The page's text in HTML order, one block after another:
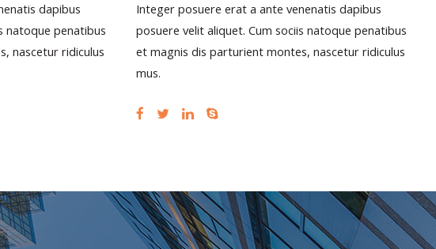
dapibus
natoque penatibus
nascetur ridiculus
Integer posuere erat a ante venenatis dapibus
posuere velit aliquet. Cum sociis natoque penatibus
et magnis dis parturient montes, nascetur ridiculus
mus.